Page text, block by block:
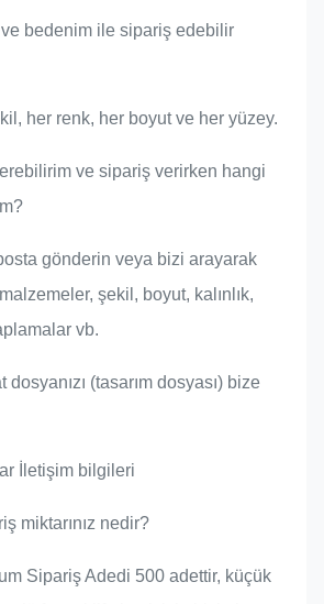
bedenim ile sipariş edebilir
her renk, her boyut ve her yüzey.
ve sipariş verirken hangi
gönderin veya bizi arayarak
şekil, boyut, kalınlık,
vb.
(tasarım dosyası) bize
İletişim bilgileri
miktarınız nedir?
Sipariş Adedi 500 adettir, küçük